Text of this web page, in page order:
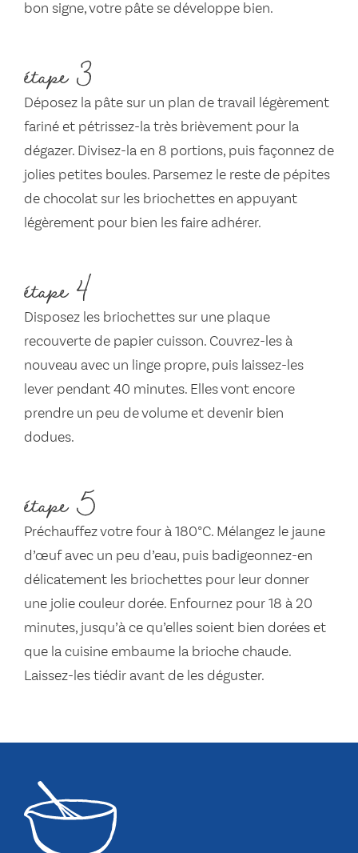
bon signe, votre pâte se développe bien.
étape 3
Déposez la pâte sur un plan de travail légèrement
fariné et pétrissez-la très brièvement pour la
dégazer. Divisez-la en 8 portions, puis façonnez de
jolies petites boules. Parsemez le reste de pépites
de chocolat sur les briochettes en appuyant
légèrement pour bien les faire adhérer.
étape 4
Disposez les briochettes sur une plaque
recouverte de papier cuisson. Couvrez-les à
nouveau avec un linge propre, puis laissez-les
lever pendant 40 minutes. Elles vont encore
prendre un peu de volume et devenir bien
dodues.
étape 5
Préchauffez votre four à 180°C. Mélangez le jaune
d’œuf avec un peu d’eau, puis badigeonnez-en
délicatement les briochettes pour leur donner
une jolie couleur dorée. Enfournez pour 18 à 20
minutes, jusqu’à ce qu’elles soient bien dorées et
que la cuisine embaume la brioche chaude.
Laissez-les tiédir avant de les déguster.